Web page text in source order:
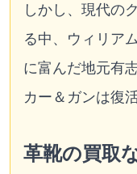
しかし、現代の
る中、ウィリア
に富んだ地元有
カー＆ガンは復
革靴の買取